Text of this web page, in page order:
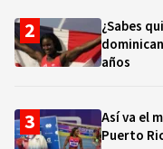
¿Sabes
años
Así va el
Puerto